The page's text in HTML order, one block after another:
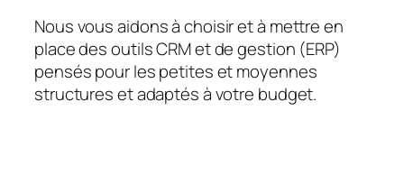
Nous vous aidons à choisir et à mettre en
place des outils CRM et de gestion (ERP)
pensés pour les petites et moyennes
structures et adaptés à votre budget.